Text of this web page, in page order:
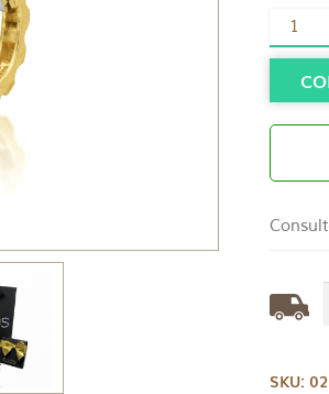
Brinco
Ouro
18K
Argola
SKU: